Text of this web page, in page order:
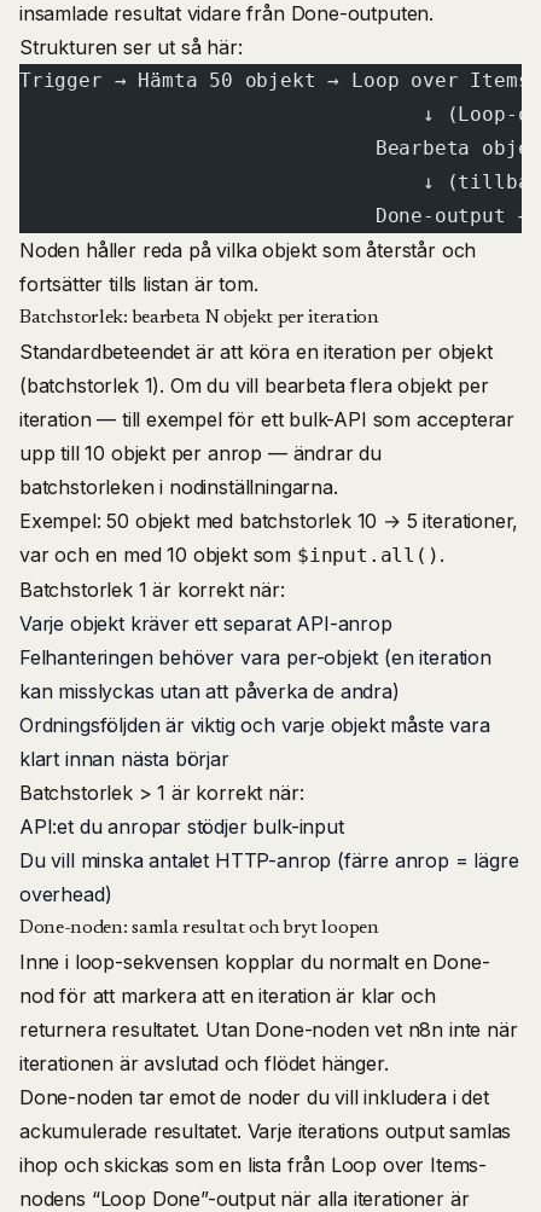
insamlade resultat vidare från Done-outputen.
Strukturen ser ut så här:
Trigger → Hämta 50 objekt → Loop over Items
↓ (Loop-
Bearbeta
↓
Done-output →
Noden håller reda på vilka objekt som återstår och
fortsätter tills listan är tom.
Batchstorlek: bearbeta N objekt per iteration
Standardbeteendet är att köra en iteration per objekt
(batchstorlek 1). Om du vill bearbeta flera objekt per
iteration — till exempel för ett bulk-API som accepterar
upp till 10 objekt per anrop — ändrar du
batchstorleken i nodinställningarna.
Exempel: 50 objekt med batchstorlek 10 → 5 iterationer,
var och en med 10 objekt som $input.all() .
Batchstorlek 1 är korrekt när:
Varje objekt kräver ett separat API-anrop
Felhanteringen behöver vara per-objekt (en iteration
kan misslyckas utan att påverka de andra)
Ordningsföljden är viktig och varje objekt måste vara
klart innan nästa börjar
Batchstorlek > 1 är korrekt när:
API:et du anropar stödjer bulk-input
Du vill minska antalet HTTP-anrop (färre anrop = lägre
overhead)
Done-noden: samla resultat och bryt loopen
Inne i loop-sekvensen kopplar du normalt en Done-
nod för att markera att en iteration är klar och
returnera resultatet. Utan Done-noden vet n8n inte när
iterationen är avslutad och flödet hänger.
Done-noden tar emot de noder du vill inkludera i det
ackumulerade resultatet. Varje iterations output samlas
ihop och skickas som en lista från Loop over Items-
nodens “Loop Done”-output när alla iterationer är